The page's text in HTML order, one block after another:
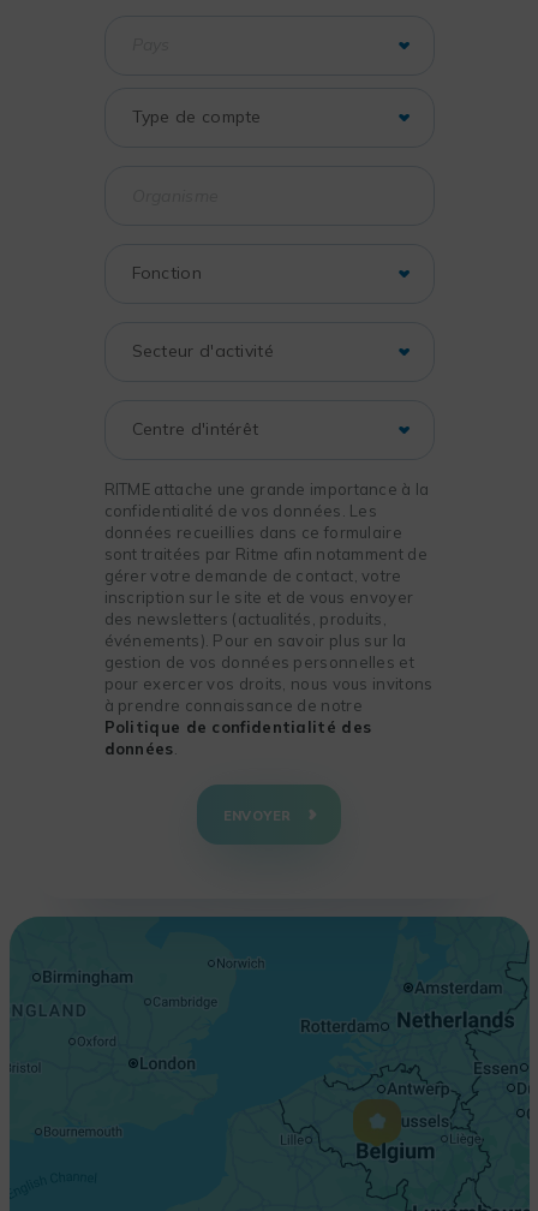
RITME attache une grande importance à la
confidentialité de vos données. Les
données recueillies dans ce formulaire
sont traitées par Ritme afin notamment de
gérer votre demande de contact, votre
inscription sur le site et de vous envoyer
des newsletters (actualités, produits,
événements). Pour en savoir plus sur la
gestion de vos données personnelles et
pour exercer vos droits, nous vous invitons
à prendre connaissance de notre
Politique de confidentialité des
données
ENVOYER